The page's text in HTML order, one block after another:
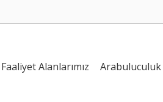
Faaliyet Alanlarımız Arabuluculuk